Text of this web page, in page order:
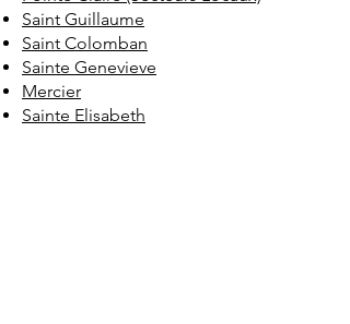
Saint Guillaume
Saint Colomban
Sainte Genevieve
Mercier
Sainte Elisabeth